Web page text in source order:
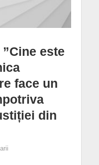
este
face un
din